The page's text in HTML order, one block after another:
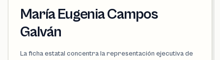
María Eugenia Campos
Galván
La ficha estatal concentra la representación ejecutiva de